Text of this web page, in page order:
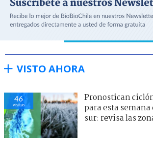
VISTO AHORA
46
visitas
Pronostican
para esta
sur: revisa las